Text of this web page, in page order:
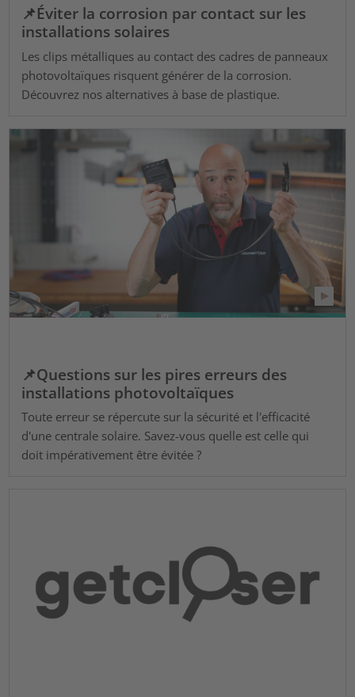
📌Éviter la corrosion par contact sur les
installations solaires
Les clips métalliques au contact des cadres de panneaux
photovoltaïques risquent générer de la corrosion.
Découvrez nos alternatives à base de plastique.
📌Questions sur les pires erreurs des
installations photovoltaïques
Toute erreur se répercute sur la sécurité et l'efficacité
d'une centrale solaire. Savez-vous quelle est celle qui
doit impérativement être évitée ?